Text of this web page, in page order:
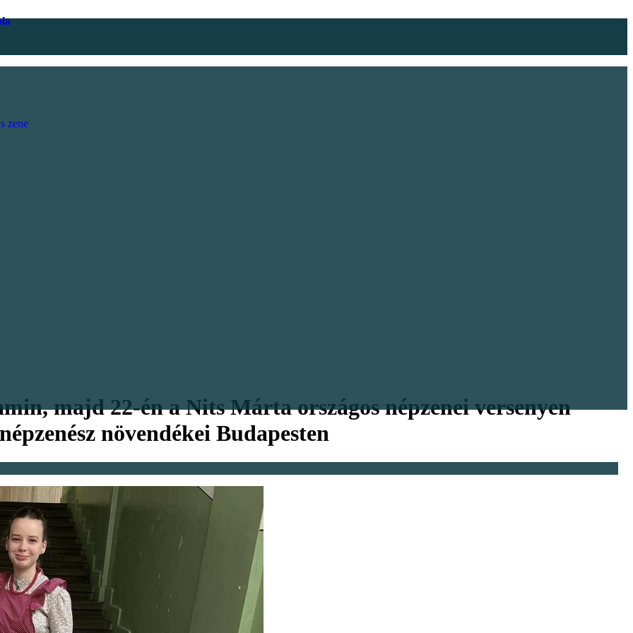
zene
majd 22-én a Nits Márta országos népzenei versenyen
növendékei Budapesten